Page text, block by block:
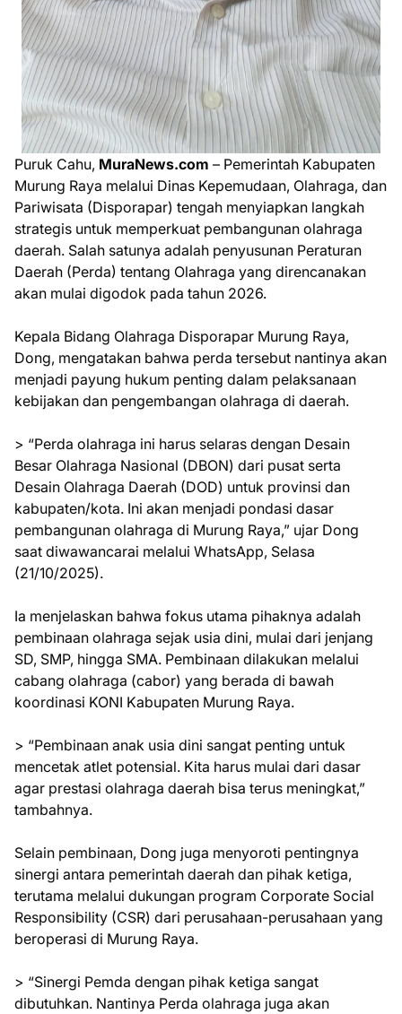
Puruk Cahu, MuraNews.com – Pemerintah Kabupaten
Murung Raya melalui Dinas Kepemudaan, Olahraga, dan
Pariwisata (Disporapar) tengah menyiapkan langkah
strategis untuk memperkuat pembangunan olahraga
daerah. Salah satunya adalah penyusunan Peraturan
Daerah (Perda) tentang Olahraga yang direncanakan
akan mulai digodok pada tahun 2026.
Kepala Bidang Olahraga Disporapar Murung Raya,
Dong, mengatakan bahwa perda tersebut nantinya akan
menjadi payung hukum penting dalam pelaksanaan
kebijakan dan pengembangan olahraga di daerah.
> “Perda olahraga ini harus selaras dengan Desain
Besar Olahraga Nasional (DBON) dari pusat serta
Desain Olahraga Daerah (DOD) untuk provinsi dan
kabupaten/kota. Ini akan menjadi pondasi dasar
pembangunan olahraga di Murung Raya,” ujar Dong
saat diwawancarai melalui WhatsApp, Selasa
(21/10/2025).
Ia menjelaskan bahwa fokus utama pihaknya adalah
pembinaan olahraga sejak usia dini, mulai dari jenjang
SD, SMP, hingga SMA. Pembinaan dilakukan melalui
cabang olahraga (cabor) yang berada di bawah
koordinasi KONI Kabupaten Murung Raya.
> “Pembinaan anak usia dini sangat penting untuk
mencetak atlet potensial. Kita harus mulai dari dasar
agar prestasi olahraga daerah bisa terus meningkat,”
tambahnya.
Selain pembinaan, Dong juga menyoroti pentingnya
sinergi antara pemerintah daerah dan pihak ketiga,
terutama melalui dukungan program Corporate Social
Responsibility (CSR) dari perusahaan-perusahaan yang
beroperasi di Murung Raya.
> “Sinergi Pemda dengan pihak ketiga sangat
dibutuhkan. Nantinya Perda olahraga juga akan